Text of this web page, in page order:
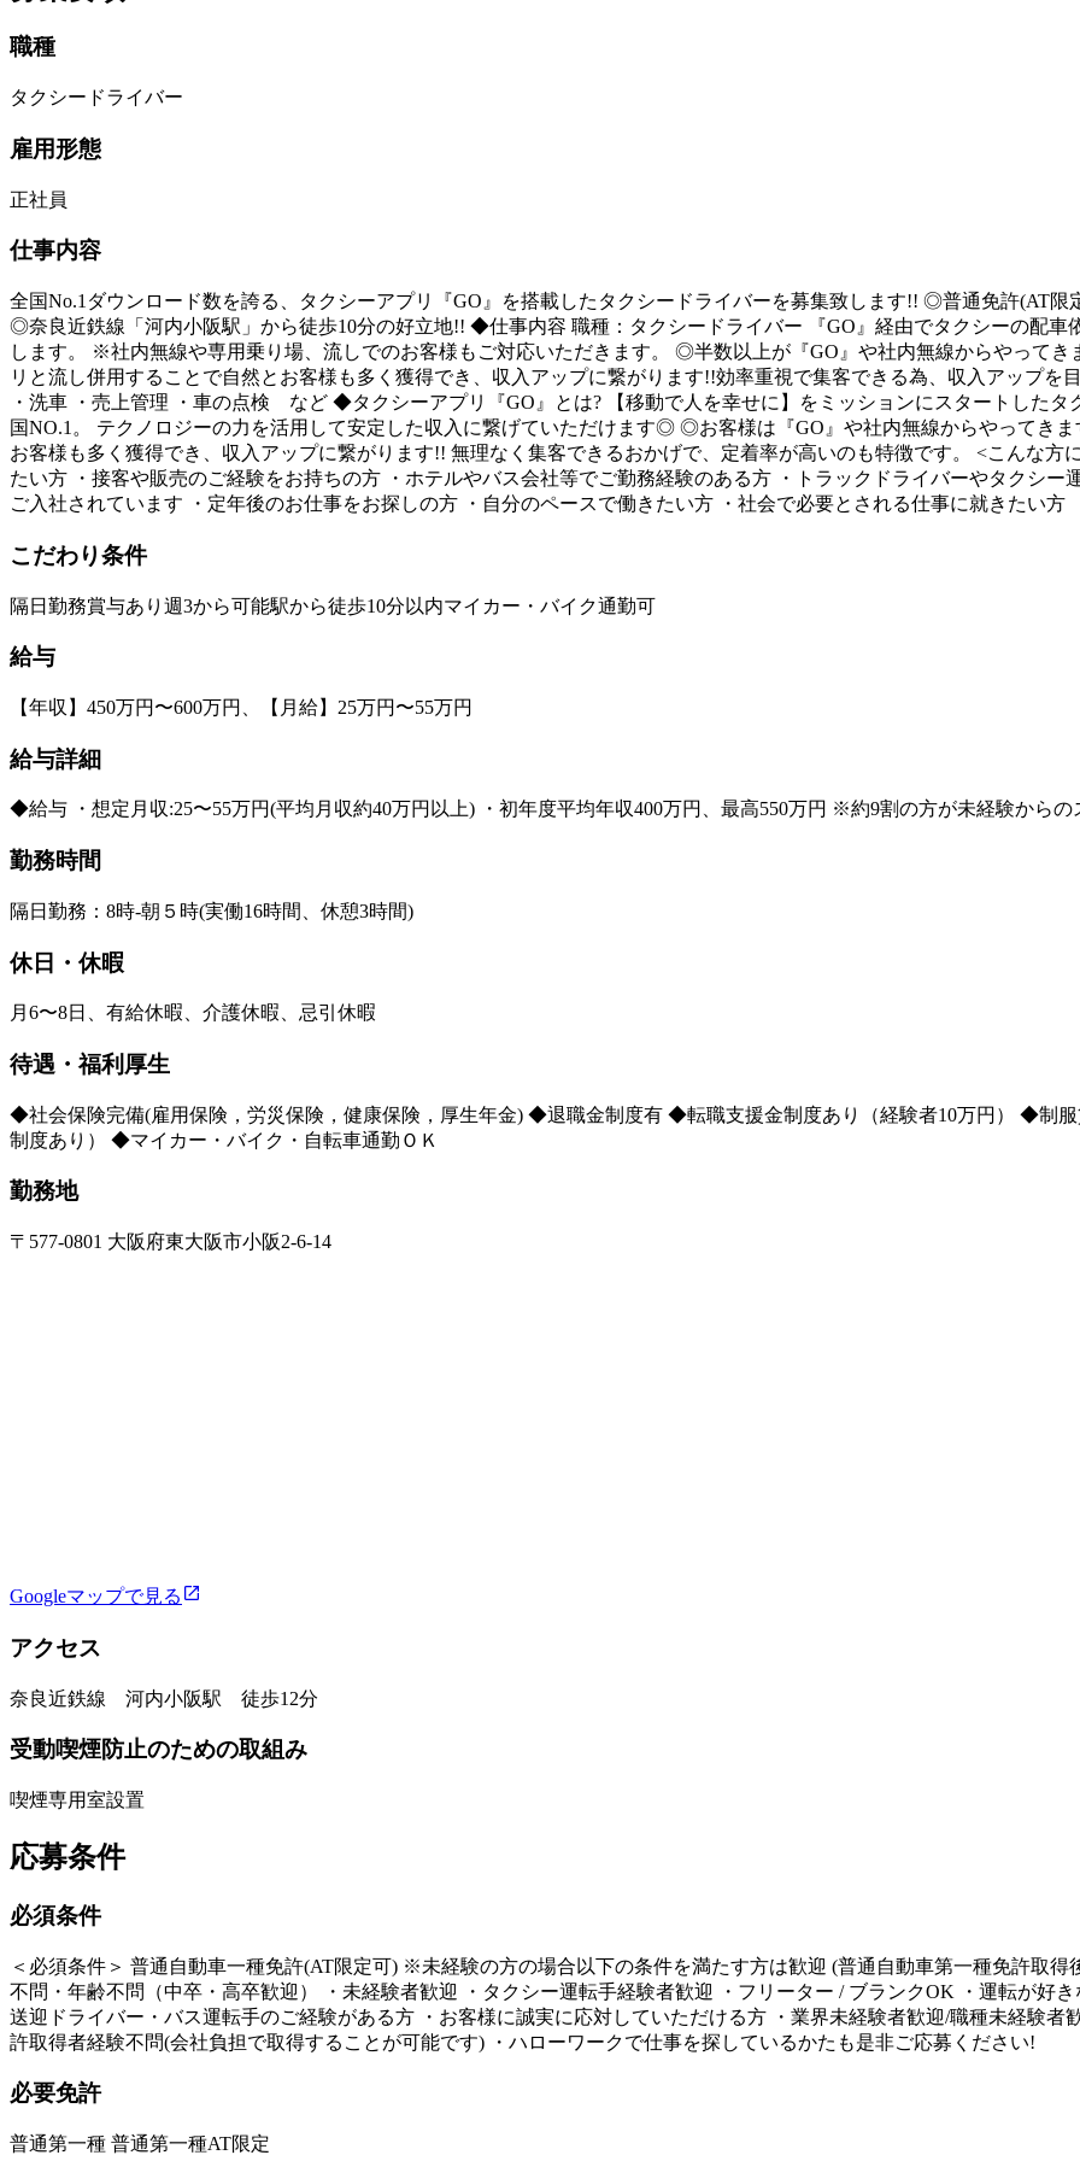
職種
タクシードライバー
雇用形態
正社員
仕事内容
全国No.1ダウンロード数を誇る、タクシーアプリ『GO』を搭載したタクシードライバーを募集致します!! ◎普通免許(AT
◎奈良近鉄線「河内小阪駅」から徒歩10分の好立地!! ◆仕事内容 職種：タクシードライバー 『GO』経由でタクシーの配車
します。 ※社内無線や専用乗り場、流しでのお客様もご対応いただきます。 ◎半数以上が『GO』や社内無線からやって
リと流し併用することで自然とお客様も多く獲得でき、収入アップに繋がります!!効率重視で集客できる為、収入アップを
・洗車 ・売上管理 ・車の点検 など ◆タクシーアプリ『GO』とは? 【移動で人を幸せに】をミッションにスタートした
国NO.1。 テクノロジーの力を活用して安定した収入に繋げていただけます◎ ◎お客様は『GO』や社内無線からやってき
お客様も多く獲得でき、収入アップに繋がります!! 無理なく集客できるおかげで、定着率が高いのも特徴です。 <こんな方
たい方 ・接客や販売のご経験をお持ちの方 ・ホテルやバス会社等でご勤務経験のある方 ・トラックドライバーやタクシ
ご入社されています ・定年後のお仕事をお探しの方 ・自分のペースで働きたい方 ・社会で必要とされる仕事に就きたい方
こだわり条件
隔日勤務賞与あり 週3から可能駅から徒歩10分以内マイカー・バイク通勤可
給与
【年収】450万円〜600万円、【月給】25万円〜55万円
給与詳細
◆給与 ・想定月収:25〜55万円(平均月収約40万円以上) ・初年度平均年収400万円、最高550万円 ※約9割の方が未経験からの
勤務時間
隔日勤務：8時-朝５時(実働16時間、休憩3時間)
休日・休暇
月6〜8日、有給休暇、介護休暇、忌引休暇
待遇・福利厚生
◆社会保険完備(雇用保険，労災保険，健康保険，厚生年金) ◆退職金制度有 ◆転職支援金制度あり（経験者10万円） ◆
制度あり） ◆マイカー・バイク・自転車通勤ＯＫ
勤務地
〒577-0801 大阪府東大阪市小阪2-6-14
Googleマップで見る
アクセス
奈良近鉄線 河内小阪駅 徒歩12分
受動喫煙防止のための取組み
喫煙専用室設置
応募条件
必須条件
＜必須条件＞ 普通自動車一種免許(AT限定可) ※未経験の方の場合以下の条件を満たす方は歓迎 (普通自動車第一種免許取
不問・年齢不問（中卒・高卒歓迎） ・未経験者歓迎 ・タクシー運転手経験者歓迎 ・フリーター / ブランクOK ・運転が好
送迎ドライバー・バス運転手のご経験がある方 ・お客様に誠実に応対していただける方 ・業界未経験者歓迎/職種未経験者
許取得者経験不問(会社負担で取得することが可能です) ・ハローワークで仕事を探しているかたも是非ご応募ください!
必要免許
普通第一種 普通第一種AT限定